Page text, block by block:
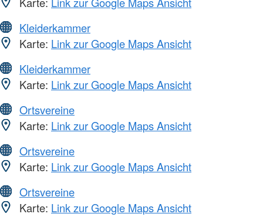
Kleiderkammer
Karte: Link zur Google Maps Ansicht
Kleiderkammer
Karte: Link zur Google Maps Ansicht
Ortsvereine
Karte: Link zur Google Maps Ansicht
Ortsvereine
Karte: Link zur Google Maps Ansicht
Ortsvereine
Karte: Link zur Google Maps Ansicht